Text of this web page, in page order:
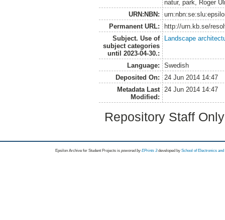
natur, park, Roger
URN:NBN:
Permanent URL:
http://urn.kb.se/
Subject. Use of
subject categories
until 2023-04-30.:
Landscape
Language:
Swedish
Deposited On:
24 Jun 2014 14:47
Metadata Last
Modified:
24 Jun 2014 14:47
Repository Staff
Epsilon Archive for Student Projects is powored byEPrints 3 developed by School of Electronics